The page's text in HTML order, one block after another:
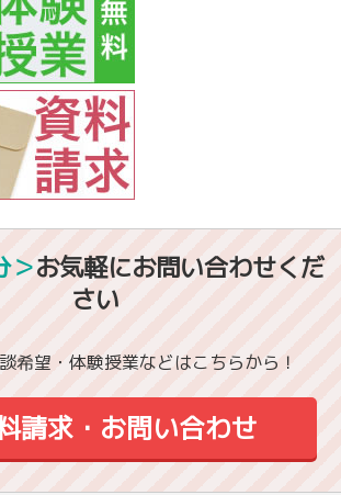
＞お気軽にお問い合わせくだ
さい
希望・体験授業などはこちらから！
請求・お問い合わせ